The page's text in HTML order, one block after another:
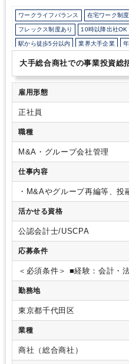
り取りは、主にチャットワーク
ます。出社時間や勤務場所、服
シブルな働き方が出来る雰囲気
下の部署で裁量を持ってスピー
ート勤務、フレックス制度が定
・キャリアパスが豊富（スペシ
ーテーション
ワークライフバランス 在宅ワーク制
フレックス制度あり 10時以降出社OK
駅から徒歩5分以内 業界大手企業
大手総合商社での事業投資総
雇用形態
正社員
職種
M&A・グループ会社管理
仕事内容
・M&Aやグループ再編等、投
理 投融資を含めた事業投資
は、わが社グループ会社での
活躍して頂きます。
活かせる資格
公認会計士/USCPA
応募条件
＜必須条件＞ ■経験：会計・
学、大学院＜希望条件＞■語
以上）
勤務地
東京都千代田区
業種
商社（総合商社）